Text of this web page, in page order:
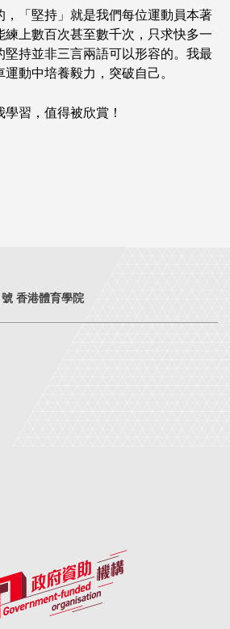
，「堅持」就是我們每位運動員本著
練上數百次甚至數千次，只求快多一
堅持並非三言兩語可以形容的。我最
動中培養毅力，突破自己。
習，值得被欣賞！
香港體育學院